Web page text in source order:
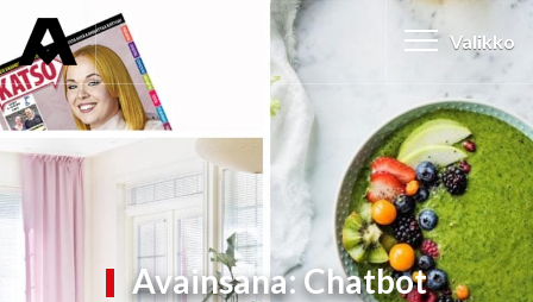
Valikko
Avainsana:Chatbot